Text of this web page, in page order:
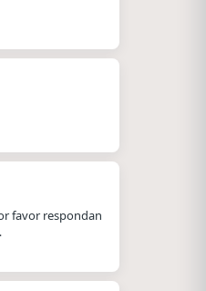
favor respondan